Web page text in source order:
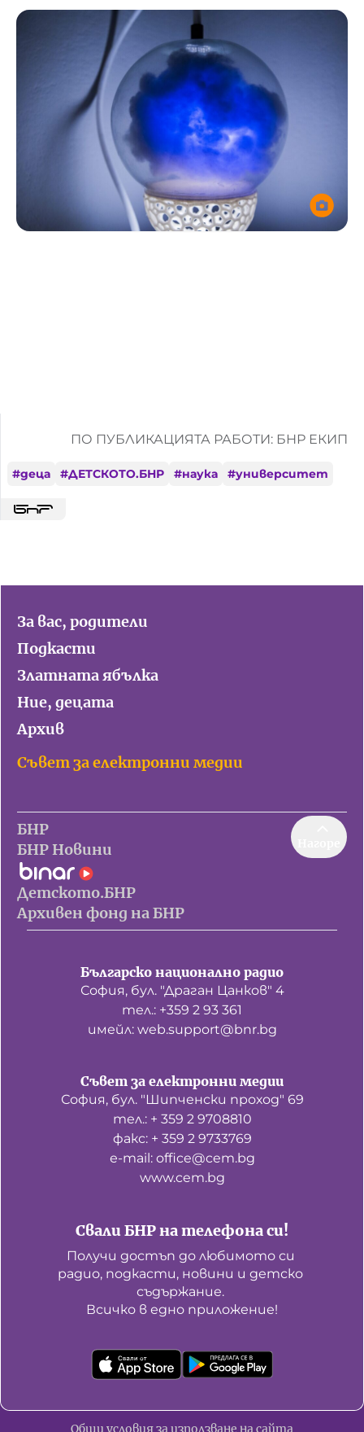
ПО ПУБЛИКАЦИЯТА РАБОТИ: БНР ЕКИП
#деца #ДЕТСКОТО.БНР #наука #университет
За вас, родители
Подкасти
Златната ябълка
Ние, децата
Архив
Съвет за електронни медии
БНР
БНР Новини
Детското.БНР
Архивен фонд на БНР
Българско национално радио
София, бул. "Драган Цанков" 4
тел.: +359 2 93 361
имейл: web.support@bnr.bg
Свали БНР на телефона си!
Получи достъп до любимото си
радио, подкасти, новини и детско
съдържание.
Всичко в едно приложение!
Съвет за електронни медии
София, бул. "Шипченски проход" 69
тел.: + 359 2 9708810
факс: + 359 2 9733769
е-mail: office@cem.bg
www.cem.bg
Общи условия за използване на сайта